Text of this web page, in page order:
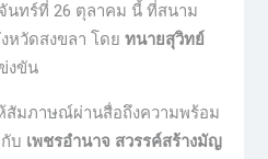
จันทร์ที่ 26 ตุลาคม นี้ ที่สนาม
หวัดสงขลา โดย ทนายสุวิทย์
งขัน
สัมภาษณ์​ผ่าน​สื่อ​ถึง​ความพร้อม​
บ​ เพชร​อำนาจ​ สวรรค์​สร้าง​มัญ